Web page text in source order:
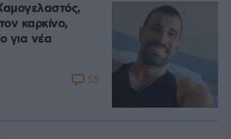
καρκίνο,
για νέα
55